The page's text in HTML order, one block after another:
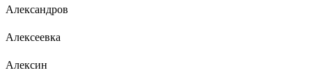
Александров
Алексеевка
Алексин